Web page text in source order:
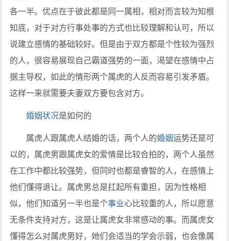
各一半。优点在于彼此都是同一属相，相对而言较为知根
知底，对于对方行事处事的方式也比较理解和认可，所以
说建立感情的基础较好。但是由于双方都是个性较为强烈
的人，很容易展现自己霸道强势的一面，渴望在感情中占
据主导权，如此的情形两个属虎的人反而容易引发矛盾。
这样一来就需要夫妻双方要包含对方。
婚姻状况是如何的
属虎人跟属虎人结婚的话，两个人的婚姻运势还是可
以的，属虎男跟属虎女的爱情是比较合拍的，两个人虽然
在工作中都比较强势，但同时也都是睿智的人，在感情上
他们懂得退让。属虎男总是扛起所有重担，因为性格相
似，他们知道另一半也是个事业心比较重的人，所以愿意
无条件支持对方，这是让属虎女非常感动的事。而属虎女
懂得怎么对属虎男好，她们会适当的学会示弱，也会像属